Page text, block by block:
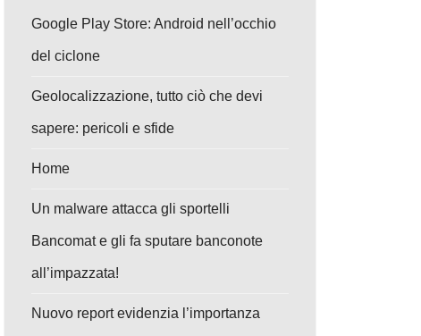
Google Play Store: Android nell’occhio
del ciclone
Geolocalizzazione, tutto ciò che devi
sapere: pericoli e sfide
Home
Un malware attacca gli sportelli
Bancomat e gli fa sputare banconote
all’impazzata!
Nuovo report evidenzia l’importanza